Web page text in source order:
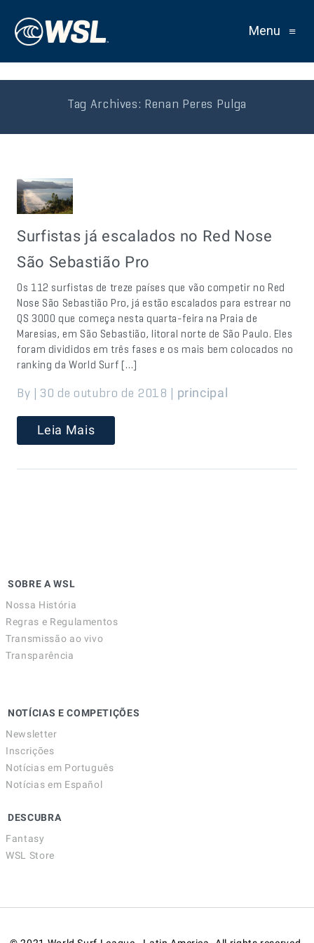
Menu ≡
Tag Archives: Renan Peres Pulga
Surfistas já escalados no Red Nose
São Sebastião Pro
Os 112 surfistas de treze países que vão competir no Red
Nose São Sebastião Pro, já estão escalados para estrear no
QS 3000 que começa nesta quarta-feira na Praia de
Maresias, em São Sebastião, litoral norte de São Paulo. Eles
foram divididos em três fases e os mais bem colocados no
ranking da World Surf […]
By | 30 de outubro de 2018 | principal
Leia Mais
SOBRE A WSL
Nossa História
Regras e Regulamentos
Transmissão ao vivo
Transparência
NOTÍCIAS E COMPETIÇÕES
Newsletter
Inscrições
Notícias em Português
Notícias em Español
DESCUBRA
Fantasy
WSL Store